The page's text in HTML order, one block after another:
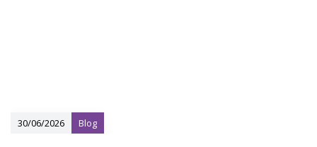
30/06/2026 Blog